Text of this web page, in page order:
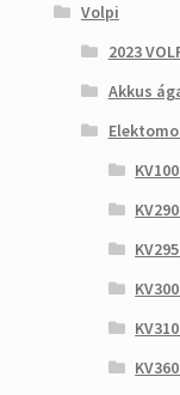
Volpi
2023
Akkus